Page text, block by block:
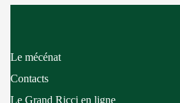
Le mécénat
Contacts
Le Grand Ricci en ligne